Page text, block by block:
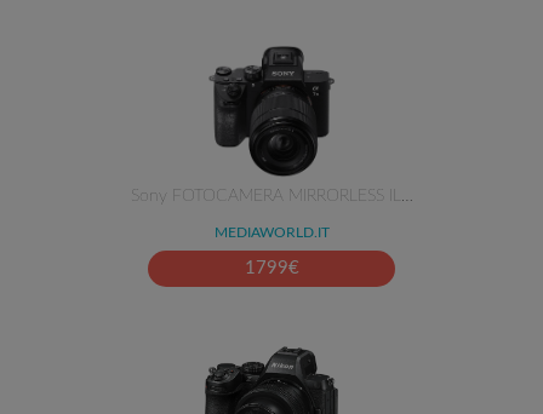
Sony FOTOCAMERA MIRRORLESS IL…
MEDIAWORLD.IT
1799€